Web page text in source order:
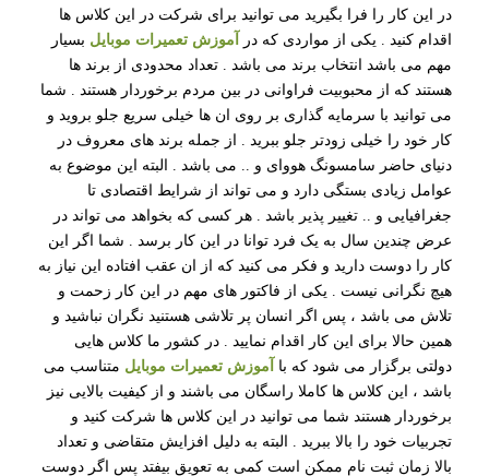
در این کار را فرا بگیرید می توانید برای شرکت در این کلاس ها
اقدام کنید . یکی از مواردی که در
آموزش تعمیرات موبایل بسیار
مهم می باشد انتخاب برند می باشد . تعداد محدودی از برند ها
هستند که از محبوبیت فراوانی در بین مردم برخوردار هستند . شما
می توانید با سرمایه گذاری بر روی ان ها خیلی سریع جلو بروید و
کار خود را خیلی زودتر جلو ببرید . از جمله برند های معروف در
دنیای حاضر سامسونگ هووای و .. می باشد . البته این موضوع به
عوامل زیادی بستگی دارد و می تواند از شرایط اقتصادی تا
جغرافیایی و .. تغییر پذیر باشد . هر کسی که بخواهد می تواند در
عرض چندین سال به یک فرد توانا در این کار برسد . شما اگر این
کار را دوست دارید و فکر می کنید که از ان عقب افتاده این نیاز به
هیچ نگرانی نیست . یکی از فاکتور های مهم در این کار زحمت و
تلاش می باشد ، پس اگر انسان پر تلاشی هستنید نگران نباشید و
همین حالا برای این کار اقدام نمایید . در کشور ما کلاس هایی
دولتی برگزار می شود که با
آموزش تعمیرات موبایل متناسب می
باشد ، این کلاس ها کاملا راسگان می باشند و از کیفیت بالایی نیز
برخوردار هستند شما می توانید در این کلاس ها شرکت کنید و
تجربیات خود را بالا ببرید . البته به دلیل افزایش متقاضی و تعداد
بالا زمان ثبت نام ممکن است کمی به تعویق بیفتد پس اگر دوست